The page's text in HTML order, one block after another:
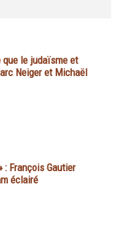
que le judaïsme et
Neiger et Michaël
: François Gautier
éclairé